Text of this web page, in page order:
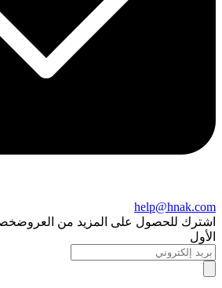
help@hnak.com
اشترك للحصول على المزيد من العروض
الأول